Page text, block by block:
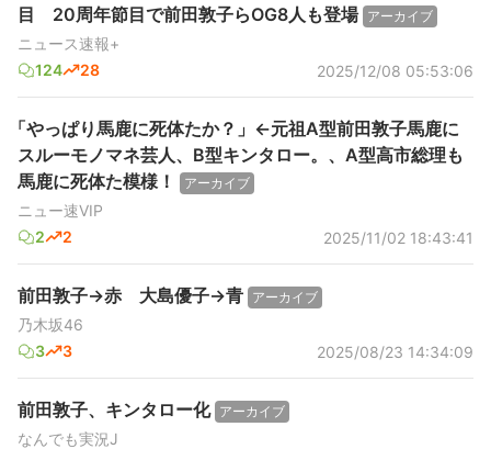
目 20周年節目で前田敦子らOG8人も登場 アーカイブ
ニュース速報+
124
28 2025/12/08 05:53:06
「やっぱり馬鹿に死体たか？」←元祖A型前田敦子馬鹿に
スルーモノマネ芸人、B型キンタロー。、A型高市総理も
馬鹿に死体た模様！
アーカイブ
ニュー速VIP
2
2 2025/11/02 18:43:41
前田敦子→赤 大島優子→青 アーカイブ
乃木坂46
3
3 2025/08/23 14:34:09
前田敦子、キンタロー化 アーカイブ
なんでも実況J